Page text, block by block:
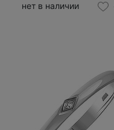
нет в наличии